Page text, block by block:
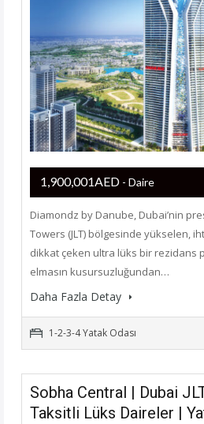
1,900,001AED - Daire
Diamondz by Danube, Dubai’nin
Towers (JLT) bölgesinde yükselen,
dikkat çeken ultra lüks bir rezidans
elmasın kusursuzluğundan…
Daha Fazla Detay
1-2-3-4 Yatak Odası
Sobha Central | Dubai
Taksitli Lüks Daireler |